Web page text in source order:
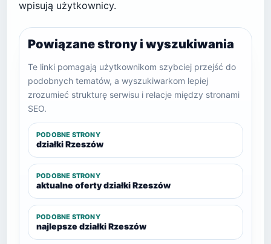
wpisują użytkownicy.
Powiązane strony i wyszukiwania
Te linki pomagają użytkownikom szybciej przejść do
podobnych tematów, a wyszukiwarkom lepiej
zrozumieć strukturę serwisu i relacje między stronami
SEO.
PODOBNE STRONY
działki Rzeszów
PODOBNE STRONY
aktualne oferty działki Rzeszów
PODOBNE STRONY
najlepsze działki Rzeszów